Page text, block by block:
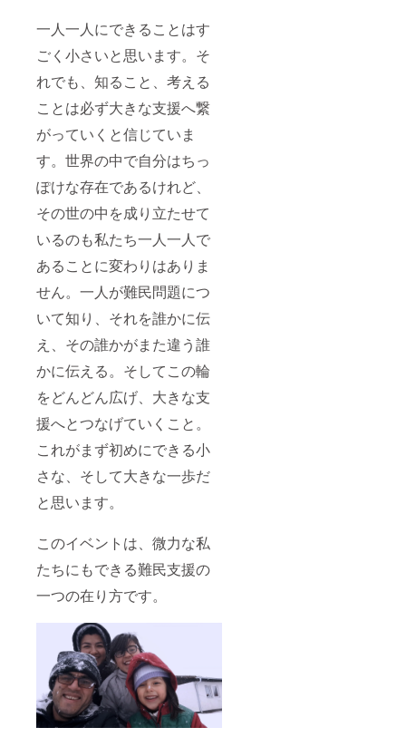
一人一人にできることはす
ごく小さいと思います。そ
れでも、知ること、考える
ことは必ず大きな支援へ繋
がっていくと信じていま
す。世界の中で自分はちっ
ぽけな存在であるけれど、
その世の中を成り立たせて
いるのも私たち一人一人で
あることに変わりはありま
せん。一人が難民問題につ
いて知り、それを誰かに伝
え、その誰かがまた違う誰
かに伝える。そしてこの輪
をどんどん広げ、大きな支
援へとつなげていくこと。
これがまず初めにできる小
さな、そして大きな一歩だ
と思います。
このイベントは、微力な私
たちにもできる難民支援の
一つの在り方です。